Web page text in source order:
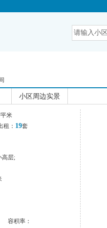
小区周边实景
米
： 19套
高层;
容积率：